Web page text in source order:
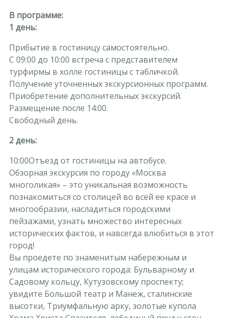
В программе:
1 день:
Прибытие в гостиницу самостоятельно.
С 09:00 до 10:00 встреча с представителем
турфирмы в холле гостиницы с табличкой.
Получение уточненных экскурсионных программ.
Приобретение дополнительных экскурсий.
Размещение после 14:00.
Свободный день.
2 день:
10:00Отъезд от гостиницы на автобусе.
Обзорная экскурсия по городу «Москва
многоликая» – это уникальная возможность
познакомиться со столицей во всей ее красе и
многообразии, насладиться городскими
пейзажами, узнать множество интересных
исторических фактов, и навсегда влюбиться в этот
город!
Вы проедете по знаменитым набережным и
улицам исторического города: Бульварному и
Садовому кольцу, Кутузовскому проспекту;
увидите Большой театр и Манеж, сталинские
высотки, Триумфальную арку, золотые купола